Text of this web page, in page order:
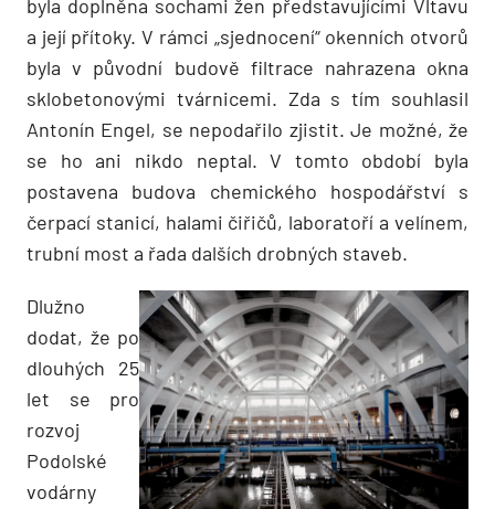
byla doplněna sochami žen představujícími Vltavu
a její přítoky. V rámci „sjednocení“ okenních otvorů
byla v původní budově filtrace nahrazena okna
sklobetonovými tvárnicemi. Zda s tím souhlasil
Antonín Engel, se nepodařilo zjistit. Je možné, že
se ho ani nikdo neptal. V tomto období byla
postavena budova chemického hospodářství s
čerpací stanicí, halami čiřičů, laboratoří a velínem,
trubní most a řada dalších drobných staveb.
Dlužno
dodat, že po
dlouhých 25
let se pro
rozvoj
Podolské
vodárny